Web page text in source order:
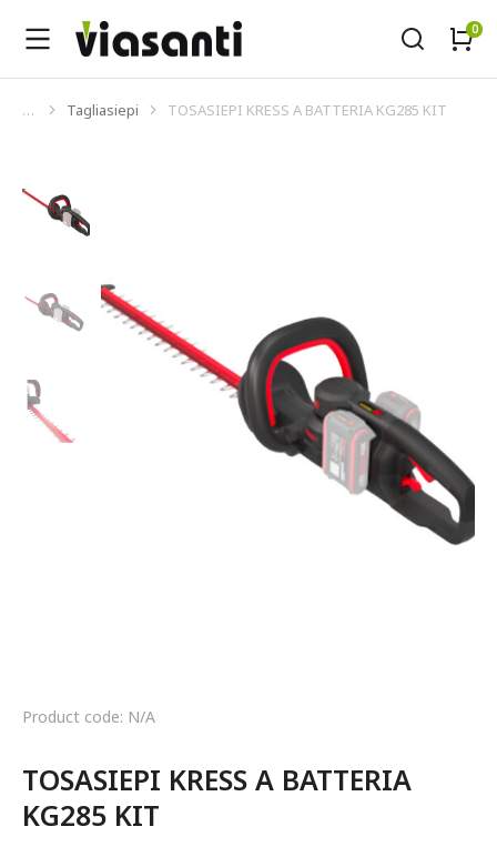
Tu sei qui:
Tagliasiepi TOSASIEPI KRESS A BATTERIA KG285 KIT
Product code: N/A
TOSASIEPI KRESS A BATTERIA
KG285 KIT